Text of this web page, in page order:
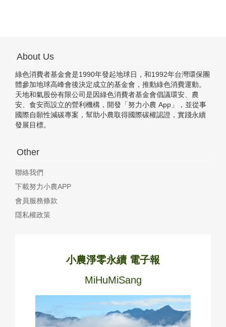
About Us
綠色消費者基金會是1990年發起地球日，和1992年台灣環保團
體參加地球高峰會後決定成立的基金會，推動綠色消費運動。
天地和氣股份有限公司是因綠色消費者基金會倡議環安、農
安、食安而設立的營利機構，開發「努力小農 App」，並從事
國際自願性減碳專案，幫助小農取得國際碳權認證，實踐永續
發展目標。
Other
聯絡我們
下載努力小農APP
會員服務條款
隱私權政策
小農淨零永續 電子報
MiHuMiSang